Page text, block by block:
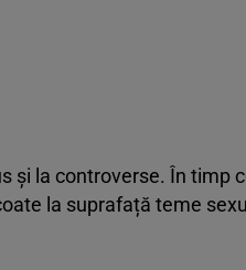
și la controverse. În timp
la suprafață teme